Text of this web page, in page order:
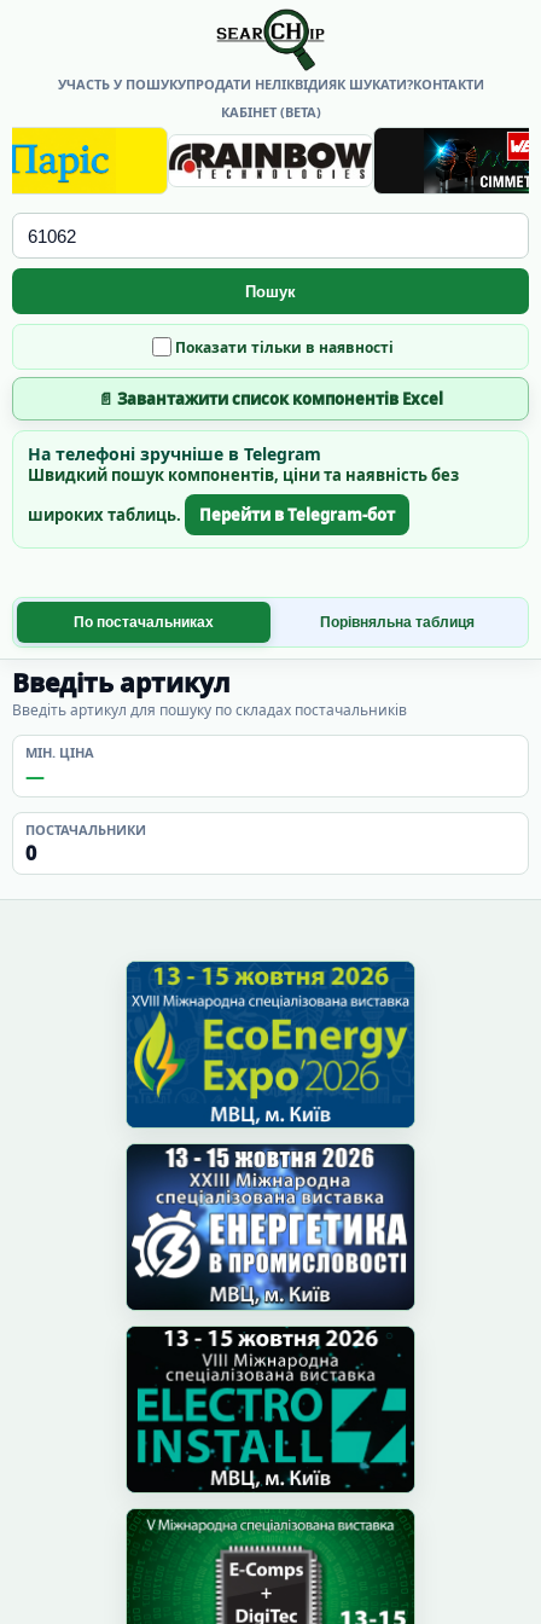
УЧАСТЬ У ПОШУКУПРОДАТИ НЕЛІКВІДИЯК ШУКАТИ?КОНТАКТИ
КАБІНЕТ (BETA)
Пошук
Показати тільки в наявності
📄 Завантажити список компонентів Excel
На телефоні зручніше в Telegram
Швидкий пошук компонентів, ціни та наявність без
широких таблиць.
Перейти в Telegram-бот
По постачальниках Порівняльна таблиця
Введіть артикул
Введіть артикул для пошуку по складах постачальників
МІН. ЦІНА
—
ПОСТАЧАЛЬНИКИ
0